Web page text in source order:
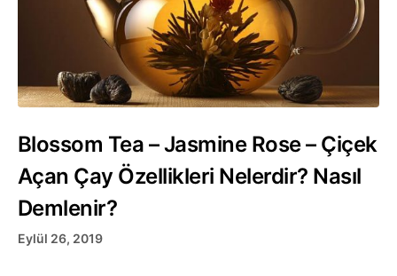
Blossom Tea – Jasmine Rose – Çiçek
Açan Çay Özellikleri Nelerdir? Nasıl
Demlenir?
Eylül 26, 2019